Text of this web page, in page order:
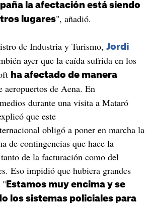
la afectación está siendo
lugares", añadió.
de Industria y Turismo, Jordi
ayer que la caída sufrida en los
ha afectado de manera
aeropuertos de Aena. En
durante una visita a Mataró
que este
obligó a poner en marcha la
de contingencias que hace la
de la facturación como del
Eso impidió que hubiera grandes
" Estamos muy encima y se
los sistemas policiales para